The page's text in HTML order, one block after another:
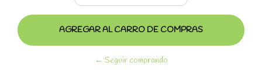
← Seguir comprando